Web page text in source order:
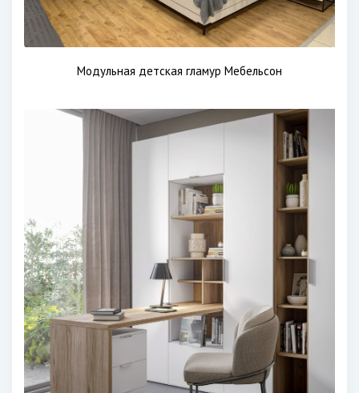
Модульная детская гламур Мебельсон